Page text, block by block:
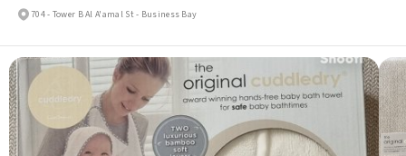
704 - Tower B Al A'amal St - Business Bay